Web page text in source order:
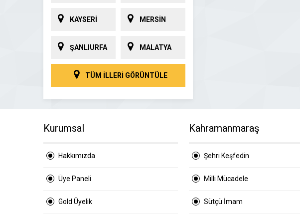
KAYSERİ MERSİN
ŞANLIURFA MALATYA
TÜM İLLERİ GÖRÜNTÜLE
Kurumsal
Hakkımızda
Üye Paneli
Gold Üyelik
Kahramanmaraş
Şehri Keşfedin
Milli Mücadele
Sütçü İmam